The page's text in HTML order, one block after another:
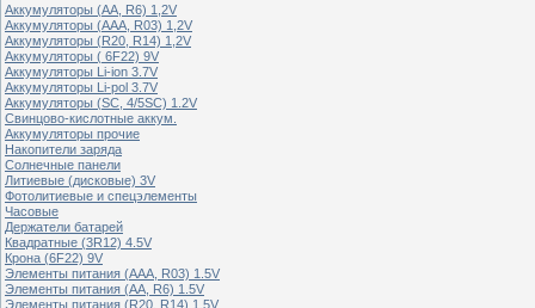
Аккумуляторы (АА, R6) 1,2V
Аккумуляторы (ААА, R03) 1,2V
Аккумуляторы (R20, R14) 1,2V
Аккумуляторы ( 6F22) 9V
Аккумуляторы Li-ion 3.7V
Аккумуляторы Li-pol 3.7V
Аккумуляторы (SC, 4/5SC) 1.2V
Свинцово-кислотные аккум.
Аккумуляторы прочие
Накопители заряда
Солнечные панели
Литиевые (дисковые) 3V
Фотолитиевые и спецэлементы
Часовые
Держатели батарей
Квадратные (3R12) 4.5V
Крона (6F22) 9V
Элементы питания (ААА, R03) 1.5V
Элементы питания (АА, R6) 1.5V
Элементы питания (R20, R14) 1.5V